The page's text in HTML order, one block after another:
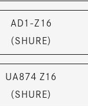
AD1-Z16
（SHURE）
UA874 Z16
（SHURE）